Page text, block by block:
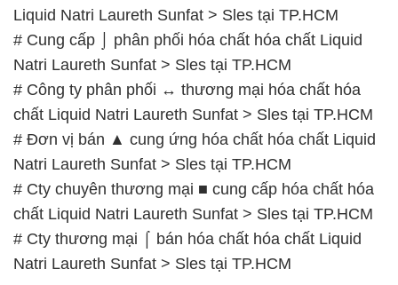
Liquid Natri Laureth Sunfat > Sles tại TP.HCM
# Cung cấp ⌡ phân phối hóa chất hóa chất Liquid
Natri Laureth Sunfat > Sles tại TP.HCM
# Công ty phân phối ↔ thương mại hóa chất hóa
chất Liquid Natri Laureth Sunfat > Sles tại TP.HCM
# Đơn vị bán ▲ cung ứng hóa chất hóa chất Liquid
Natri Laureth Sunfat > Sles tại TP.HCM
# Cty chuyên thương mại ■ cung cấp hóa chất hóa
chất Liquid Natri Laureth Sunfat > Sles tại TP.HCM
# Cty thương mại ⌠ bán hóa chất hóa chất Liquid
Natri Laureth Sunfat > Sles tại TP.HCM